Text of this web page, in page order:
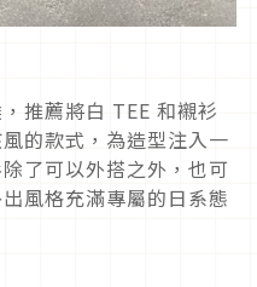
推薦將白 TEE 和襯衫
的款式，為造型注入一
了可以外搭之外，也可
風格充滿專屬的日系態